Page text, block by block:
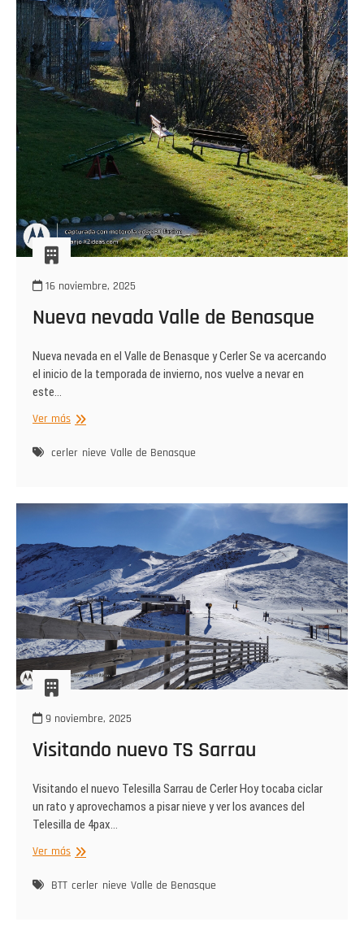
16 noviembre, 2025
Nueva nevada Valle de Benasque
Nueva nevada en el Valle de Benasque y Cerler Se va acercando
el inicio de la temporada de invierno, nos vuelve a nevar en
este…
Ver másNueva
Valle
cerler nieve Valle de Benasque
9 noviembre, 2025
Visitando nuevo TS Sarrau
Visitando el nuevo Telesilla Sarrau de Cerler Hoy tocaba ciclar
un rato y aprovechamos a pisar nieve y ver los avances del
Telesilla de 4pax…
Ver másVisitando
TS
BTT cerler nieve Valle de Benasque